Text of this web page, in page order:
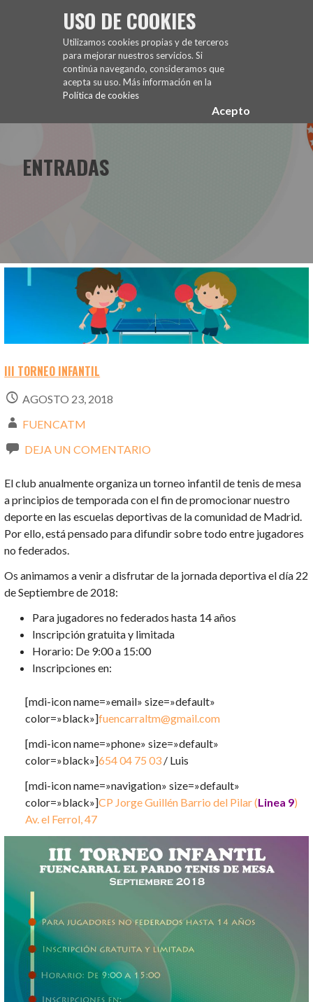
USO DE COOKIES
Utilizamos cookies propias y de terceros
para mejorar nuestros servicios. Si
continúa navegando, consideramos que
acepta su uso. Más información en la
Política de cookies
Acepto
FUENCARRAL EL PARDO TENIS DE MESA
ENTRADAS
III TORNEO INFANTIL
AGOSTO 23, 2018
FUENCATM
DEJA UN COMENTARIO
El club anualmente organiza un torneo infantil de tenis de mesa
a principios de temporada con el fin de promocionar nuestro
deporte en las escuelas deportivas de la comunidad de Madrid.
Por ello, está pensado para difundir sobre todo entre jugadores
no federados.
Os animamos a venir a disfrutar de la jornada deportiva el día 22
de Septiembre de 2018:
Para jugadores no federados hasta 14 años
Inscripción gratuita y limitada
Horario: De 9:00 a 15:00
Inscripciones en:
[mdi-icon name=»email» size=»default»
color=»black»]fuencarraltm@gmail.com
[mdi-icon name=»phone» size=»default»
color=»black»]654 04 75 03 / Luis
[mdi-icon name=»navigation» size=»default»
color=»black»]CP Jorge Guillén Barrio del Pilar (Linea 9)
Av. el Ferrol, 47